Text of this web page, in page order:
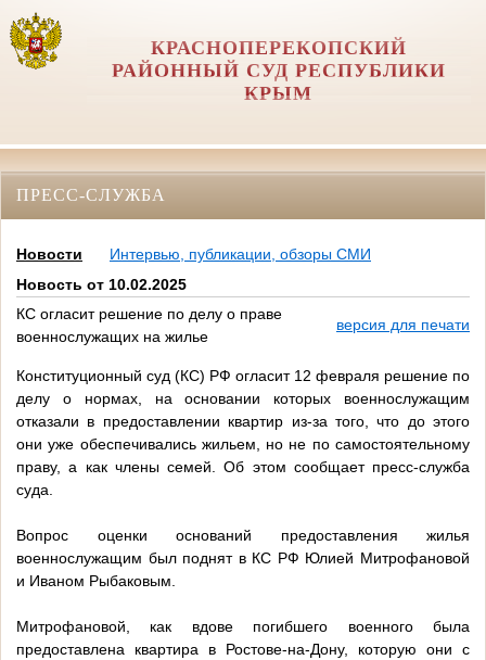
КРАСНОПЕРЕКОПСКИЙ
РАЙОННЫЙ СУД РЕСПУБЛИКИ
КРЫМ
ПРЕСС-СЛУЖБА
Новости
Интервью, публикации, обзоры СМИ
Новость от 10.02.2025
КС огласит решение по делу о праве
военнослужащих на жилье
версия для печати
Конституционный суд (КС) РФ огласит 12 февраля решение по
делу о нормах, на основании которых военнослужащим
отказали в предоставлении квартир из-за того, что до этого
они уже обеспечивались жильем, но не по самостоятельному
праву, а как члены семей. Об этом сообщает пресс-служба
суда.
Вопрос оценки оснований предоставления жилья
военнослужащим был поднят в КС РФ Юлией Митрофановой
и Иваном Рыбаковым.
Митрофановой, как вдове погибшего военного была
предоставлена квартира в Ростове-на-Дону, которую они с